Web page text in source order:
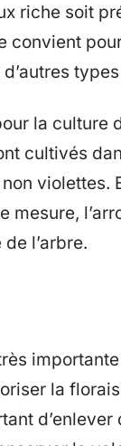
riche soit
convient
la
cultivés
violettes.
mesure,
l’arbre.
la